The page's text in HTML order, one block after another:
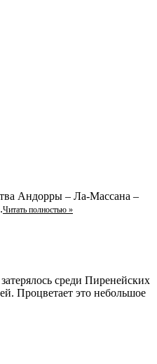
Андорры – Ла-Массана –
Читать полностью »
среди Пиренейских
Процветает это небольшое